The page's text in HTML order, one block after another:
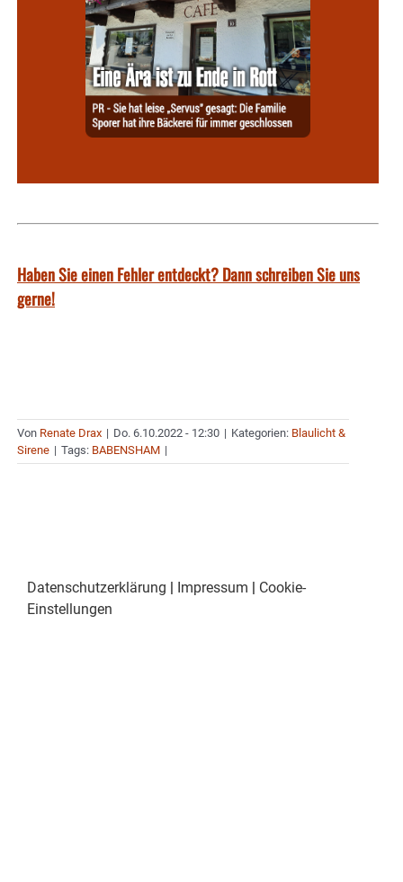
Haben Sie einen Fehler entdeckt? Dann schreiben Sie uns
gerne!
Von Renate Drax | Do. 6.10.2022 - 12:30 | Kategorien: Blaulicht &
Sirene | Tags: BABENSHAM |
Datenschutzerklärung Impressum
Cookie-
Einstellungen